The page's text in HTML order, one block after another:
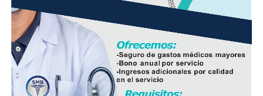
reparaciones de emergencia en el futuro.
En el evento participaron integrantes del Cabildo,
personal de la Dirección de Obras Públicas,
Hidrosistema de Córdoba, áreas de Bienestar Social y
Participación Ciudadana, así como vecinos que integran
el Comité de Obra.